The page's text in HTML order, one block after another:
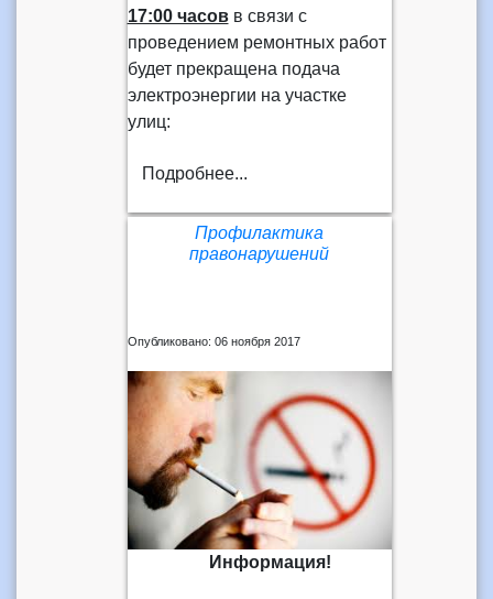
17:00 часовв связи с
проведением ремонтных работ
будет прекращена подача
электроэнергии на участке
улиц:
Подробнее...
Профилактика
правонарушений
Опубликовано: 06 ноября 2017
Информация!